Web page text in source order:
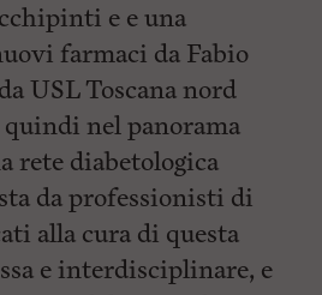
e e una
farmaci da Fabio
USL Toscana nord
nel panorama
rete diabetologica
da professionisti di
alla cura di questa
e interdisciplinare, e